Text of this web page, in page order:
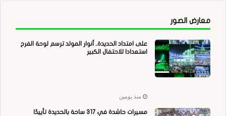
معارض الصور
على امتداد الحديدة.. أنوار المولد ترسم لوحة الفرح
استعدادا للاحتفال الكبير
منذ يومين
مسيرات حاشدة في 317 ساحة بالحديدة تأييدًا